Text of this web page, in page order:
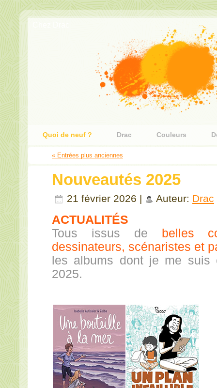
Quoi de neuf ? Drac Couleurs
« Entrées plus anciennes
Nouveautés 2025
21 février 2026 | Auteur: Drac
ACTUALITÉS
Tous issus de belles
dessinateurs, scénaristes et
les albums dont je me
2025.